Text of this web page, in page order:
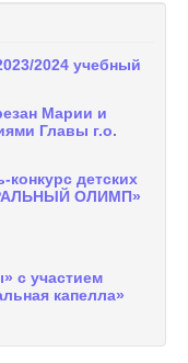
2024 учебный
Марии и
Главы г.о.
детских
ОЛИМП»
с участием
капелла»